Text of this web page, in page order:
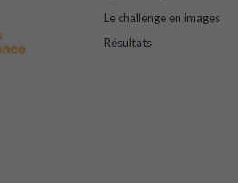
Le challenge en images
Résultats